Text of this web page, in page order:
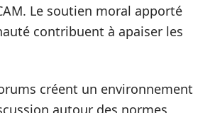
Le soutien moral apporté
contribuent à apaiser les
créent un environnement
autour des normes